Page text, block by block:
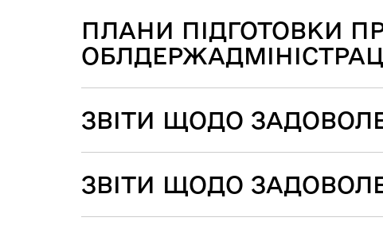
ПЛАНИ ПІДГОТОВКИ
ЗВІТИ ЩОДО
ЗВІТИ ЩОДО